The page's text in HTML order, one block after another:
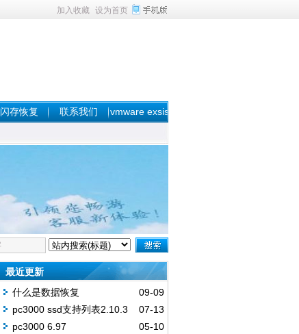
加入收藏 设为首页
闪存恢复 联系我们
vmware exsis
最近更新
09-09
什么是数据恢复
07-13
pc3000 ssd支持列表2.10.3
05-10
pc3000 6.97